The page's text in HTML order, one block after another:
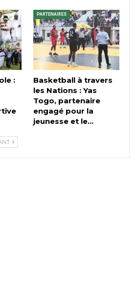
:
PARTENAIRES
Basketball à travers
les Nations : Yas
Togo, partenaire
engagé pour la
jeunesse et le…